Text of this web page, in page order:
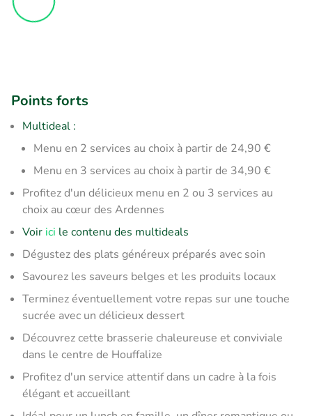
Points forts
Multideal :
Menu en 2 services au choix à partir de 24,90 €
Menu en 3 services au choix à partir de 34,90 €
Profitez d'un délicieux menu en 2 ou 3 services au
choix au cœur des Ardennes
Voir ici le contenu des multideals
Dégustez des plats généreux préparés avec soin
Savourez les saveurs belges et les produits locaux
Terminez éventuellement votre repas sur une touche
sucrée avec un délicieux dessert
Découvrez cette brasserie chaleureuse et conviviale
dans le centre de Houffalize
Profitez d'un service attentif dans un cadre à la fois
élégant et accueillant